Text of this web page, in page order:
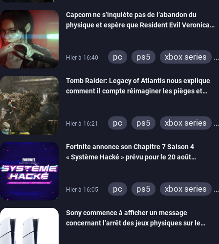
Capcom ne s’inquiète pas de l’abandon du
physique et espère que Resident Evil Veronica
Hier à 16:40 pc ps5
xbox series
Tomb Raider: Legacy of Atlantis nous explique
comment il compte réimaginer les pièges et
Hier à 16:21 pc ps5
xbox series
Fortnite annonce son Chapitre 7 Saison 4
« Système Hacké » prévu pour le 20 août
Hier à 16:05 pc ps5
xbox series
ps4
xbox one
switch 2
Sony commence à afficher un message
concernant l’arrêt des jeux physiques sur le